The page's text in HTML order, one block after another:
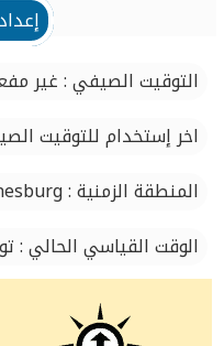
التوقيت الصيفي : غير
اخر إستخدام للتوقيت الصيفي :
المنطقة الزمنية : Africa/Johannesburg
الوقت القياسي الحالي :